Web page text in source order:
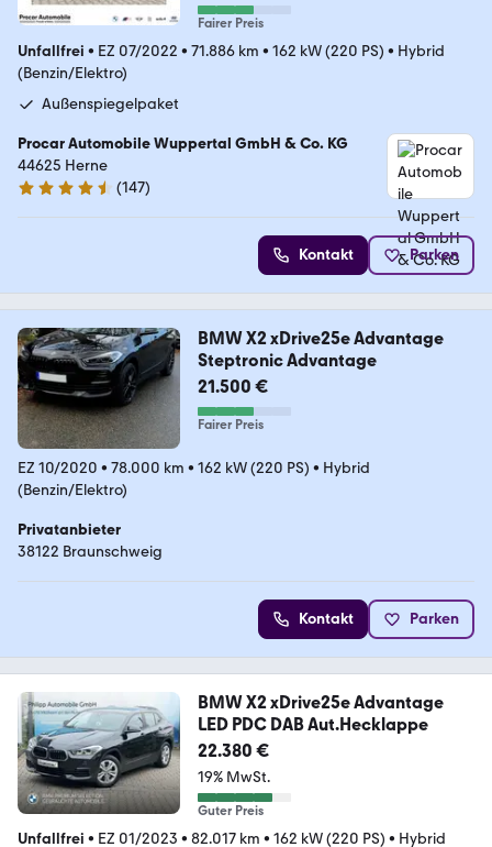
Fairer Preis
Unfallfrei • EZ 07/2022 • 71.886 km • 162 kW (220 PS) • Hybrid
(Benzin/Elektro)
Außenspiegelpaket
Procar Automobile Wuppertal GmbH & Co. KG
44625 Herne
4.4 Sterne
(147)
Kontakt Parken
BMW X2 xDrive25e Advantage
Steptronic Advantage
21.500 €
Fairer Preis
EZ 10/2020 • 78.000 km • 162 kW (220 PS) • Hybrid
(Benzin/Elektro)
Privatanbieter
38122 Braunschweig
Kontakt Parken
BMW X2 xDrive25e Advantage
LED PDC DAB Aut.Hecklappe
22.380 €
19% MwSt.
Guter Preis
Unfallfrei • EZ 01/2023 • 82.017 km • 162 kW (220 PS) • Hybrid